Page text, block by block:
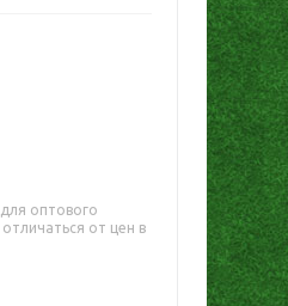
оптового
от цен в